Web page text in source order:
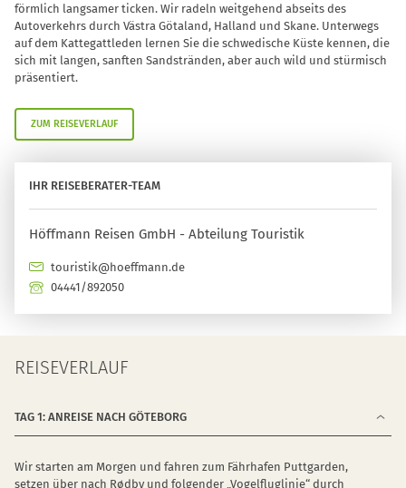
förmlich langsamer ticken. Wir radeln weitgehend abseits des
Autoverkehrs durch Västra Götaland, Halland und Skane. Unterwegs
auf dem Kattegattleden lernen Sie die schwedische Küste kennen, die
sich mit langen, sanften Sandstränden, aber auch wild und stürmisch
präsentiert.
ZUM REISEVERLAUF
IHR REISEBERATER-TEAM
Höffmann Reisen GmbH - Abteilung Touristik
touristik@hoeffmann.de
04441/892050
REISEVERLAUF
TAG 1: ANREISE NACH GÖTEBORG
Wir starten am Morgen und fahren zum Fährhafen Puttgarden,
setzen über nach Rødby und folgender „Vogelfluglinie“ durch